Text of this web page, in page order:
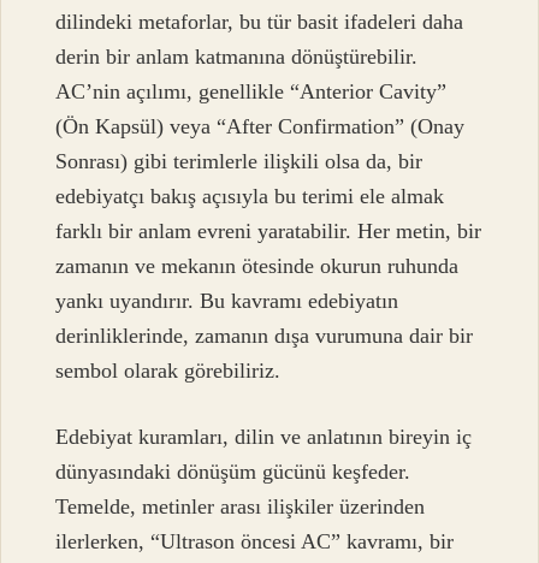
dilindeki metaforlar, bu tür basit ifadeleri daha
derin bir anlam katmanına dönüştürebilir.
AC’nin açılımı, genellikle “Anterior Cavity”
(Ön Kapsül) veya “After Confirmation” (Onay
Sonrası) gibi terimlerle ilişkili olsa da, bir
edebiyatçı bakış açısıyla bu terimi ele almak
farklı bir anlam evreni yaratabilir. Her metin, bir
zamanın ve mekanın ötesinde okurun ruhunda
yankı uyandırır. Bu kavramı edebiyatın
derinliklerinde, zamanın dışa vurumuna dair bir
sembol olarak görebiliriz.
Edebiyat kuramları, dilin ve anlatının bireyin iç
dünyasındaki dönüşüm gücünü keşfeder.
Temelde, metinler arası ilişkiler üzerinden
ilerlerken, “Ultrason öncesi AC” kavramı, bir